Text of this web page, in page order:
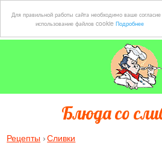
Для правильной работы сайта необходимо ваше согласие
использование файлов cookie Подробнее
Блюда со
Рецепты Сливки